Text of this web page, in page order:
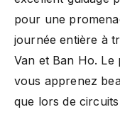
pour une
journée entière à
Van et Ban Ho. Le
vous apprenez
que lors de